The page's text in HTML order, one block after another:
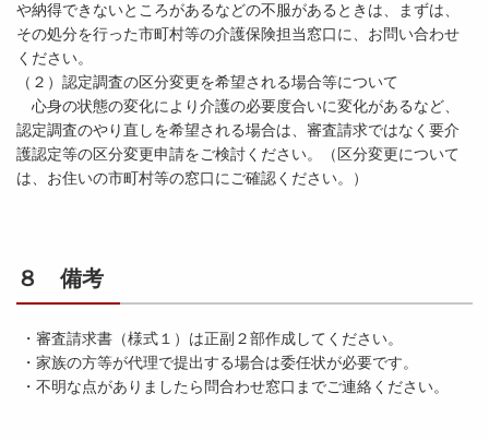
や納得できないところがあるなどの不服があるときは、まずは、
その処分を行った市町村等の介護保険担当窓口に、お問い合わせ
ください。
（２）認定調査の区分変更を希望される場合等について
心身の状態の変化により介護の必要度合いに変化があるなど、
認定調査のやり直しを希望される場合は、審査請求ではなく要介
護認定等の区分変更申請をご検討ください。（区分変更について
は、お住いの市町村等の窓口にご確認ください。）
８ 備考
・審査請求書（様式１）は正副２部作成してください。
・家族の方等が代理で提出する場合は委任状が必要です。
・不明な点がありましたら問合わせ窓口までご連絡ください。